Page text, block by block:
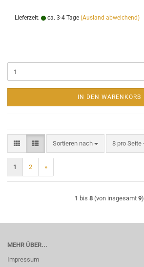
Lieferzeit: ca. 3-4 Tage (Ausland abweichend)
IN DEN WARENKORB
Sortieren nach
Sortieren nach 8 pro Seite
pro Seite
1 2 »
1 bis 8 (von insgesamt 9)
MEHR ÜBER...
Impressum